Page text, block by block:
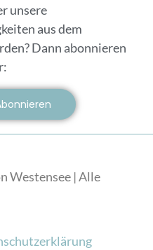
unsere
aus dem
Dann abonnieren
Westensee | Alle